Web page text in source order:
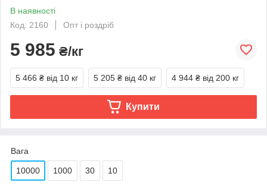
В наявності
Код: 2160
Опт і роздріб
5 985 ₴/кг
5 466 ₴ від 10 кг 5 205 ₴ від 40 кг 4 944 ₴ від 200 кг
Купити
Вага
10000 1000 30 10